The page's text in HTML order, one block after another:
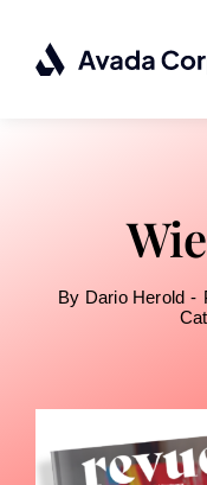
contenu
By Dario Herold -